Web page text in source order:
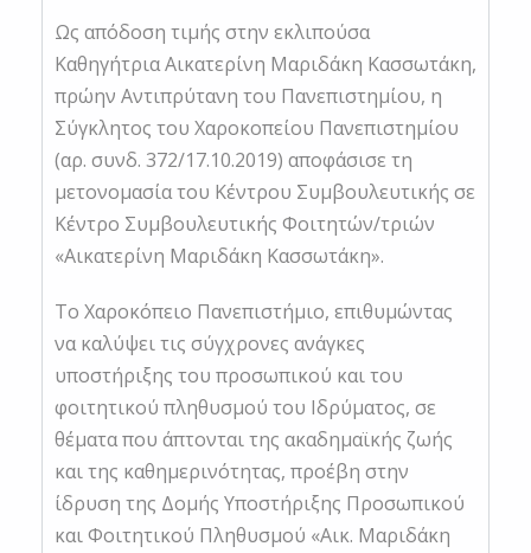
Ως απόδοση τιμής στην εκλιπούσα
Καθηγήτρια Αικατερίνη Μαριδάκη Κασσωτάκη,
πρώην Αντιπρύτανη του Πανεπιστημίου, η
Σύγκλητος του Χαροκοπείου Πανεπιστημίου
(αρ. συνδ. 372/17.10.2019) αποφάσισε τη
μετονομασία του Κέντρου Συμβουλευτικής σε
Κέντρο Συμβουλευτικής Φοιτητών/τριών
«Αικατερίνη Μαριδάκη Κασσωτάκη».
Το Χαροκόπειο Πανεπιστήμιο, επιθυμώντας
να καλύψει τις σύγχρονες ανάγκες
υποστήριξης του προσωπικού και του
φοιτητικού πληθυσμού του Ιδρύματος, σε
θέματα που άπτονται της ακαδημαϊκής ζωής
και της καθημερινότητας, προέβη στην
ίδρυση της Δομής Υποστήριξης Προσωπικού
και Φοιτητικού Πληθυσμού «Αικ. Μαριδάκη